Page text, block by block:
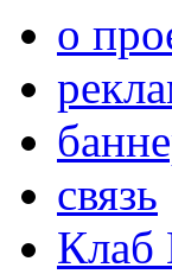
о
связь
Клаб